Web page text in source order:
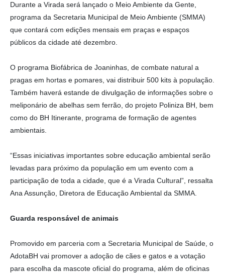
Durante a Virada será lançado o Meio Ambiente da Gente,
programa da Secretaria Municipal de Meio Ambiente (SMMA)
que contará com edições mensais em praças e espaços
públicos da cidade até dezembro.
O programa Biofábrica de Joaninhas, de combate natural a
pragas em hortas e pomares, vai distribuir 500 kits à população.
Também haverá estande de divulgação de informações sobre o
meliponário de abelhas sem ferrão, do projeto Poliniza BH, bem
como do BH Itinerante, programa de formação de agentes
ambientais.
“Essas iniciativas importantes sobre educação ambiental serão
levadas para próximo da população em um evento com a
participação de toda a cidade, que é a Virada Cultural”, ressalta
Ana Assunção, Diretora de Educação Ambiental da SMMA.
Guarda responsável de animais
Promovido em parceria com a Secretaria Municipal de Saúde, o
AdotaBH vai promover a adoção de cães e gatos e a votação
para escolha da mascote oficial do programa, além de oficinas